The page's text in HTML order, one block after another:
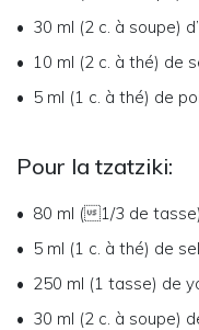
30 ml (2 c. à soupe) d’
10 ml (2 c. à thé) de
5 ml (1 c. à thé) de
Pour la tzatziki:
80 ml (1/3 de tasse)
5 ml (1 c. à thé) de sel
250 ml (1 tasse) de
30 ml (2 c. à soupe)